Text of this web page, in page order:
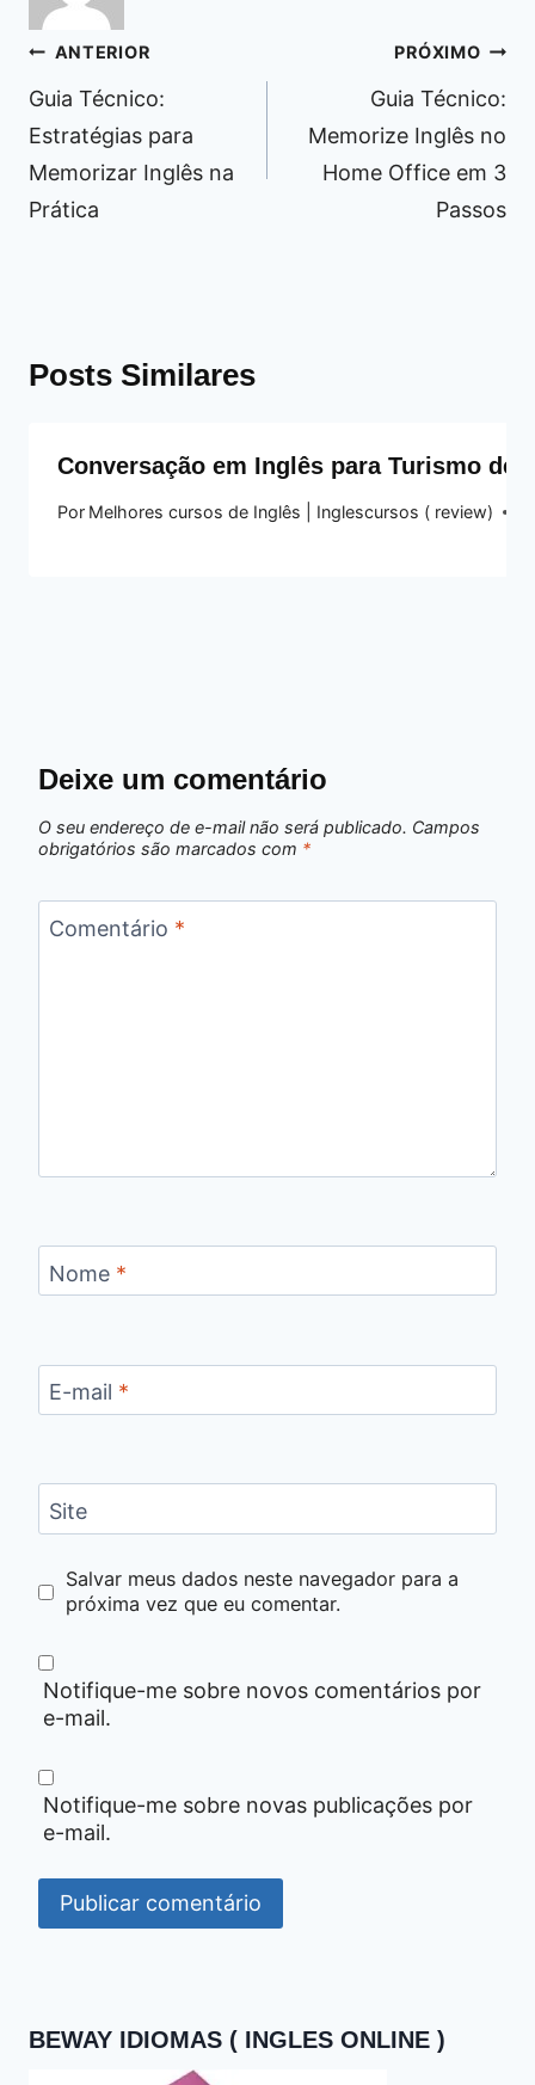
Navegação
de
Post
ANTERIOR
Guia Técnico:
Estratégias para
Memorizar Inglês na
Prática
PRÓXIMO
Guia Técnico:
Memorize Inglês no
Home Office em 3
Passos
Posts Similares
Conversação em Inglês para Turismo de
Por Melhores cursos de Inglês | Inglescursos ( review)
Deixe um comentário
O seu endereço de e-mail não será publicado. Campos
obrigatórios são marcados com *
Comentário *
Nome *
E-mail *
Site
Salvar meus dados neste navegador para a
próxima vez que eu comentar.
Notifique-me sobre novos comentários por
e-mail.
Notifique-me sobre novas publicações por
e-mail.
BEWAY IDIOMAS ( INGLES ONLINE )